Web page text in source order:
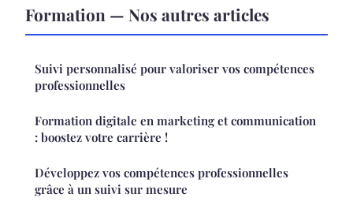
Formation — Nos autres articles
Suivi personnalisé pour valoriser vos compétences
professionnelles
Formation digitale en marketing et communication
: boostez votre carrière !
Développez vos compétences professionnelles
grâce à un suivi sur mesure